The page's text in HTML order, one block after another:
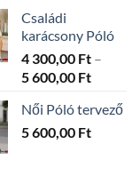
-
5
600,00
Családi
karácsony Póló
4 300,00 Ft –
5 600,00 Ft
300,00
-
Női Póló tervező
5 600,00 Ft